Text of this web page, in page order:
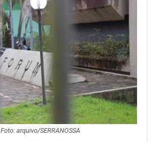
Foto: arquivo/SERRANOSSA